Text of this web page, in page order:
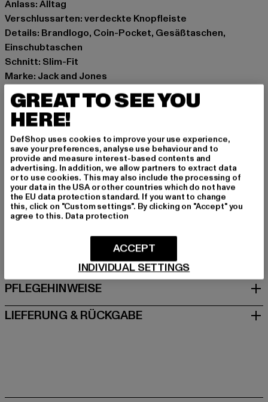
Anlass: Alltag
Verschlussarten: verdeckte Knopfleiste
Details: Brandlogo, Coin-Pocket, Gesäßtaschen,
Einschubtaschen
Schnitt: Slim-Fit
Marke: Jack and Jones
Kat.: Slim Fit Jeans
Farbe: blau
Hersteller Farbe: blue denim
Materialzusammensetzung: 69% Baumwolle, 30%
Lyocell, 1% Elasthan
Art.Nr: 12261880-00665
Hersteller: Bestseller Textilhandels GmbH |
info@bestseller.com
Schöneberger Straße 15 | 10963 Berlin | DE
GRÖSSE & PASSFORM
PFLEGEHINWEISE
LIEFERUNG & RÜCKGABE
GREAT TO SEE YOU
HERE!
DefShop uses cookies to improve your use experience,
save your preferences, analyse use behaviour and to
provide and measure interest-based contents and
advertising. In addition, we allow partners to extract data
or to use cookies. This may also include the processing of
your data in the USA or other countries which do not have
the EU data protection standard. If you want to change
this, click on "Custom settings". By clicking on "Accept" you
agree to this. Data protection
INDIVIDUAL SETTINGS
ACCEPT